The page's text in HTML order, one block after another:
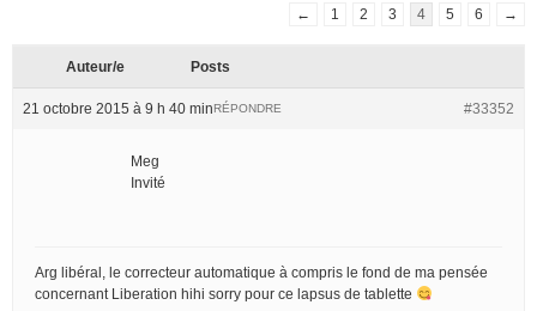
←
1 2 3 4 5 6 →
Auteur/e Posts
21 octobre 2015 à 9 h 40 min #33352
RÉPONDRE
Meg
Invité
Arg libéral, le correcteur automatique à compris le fond de ma pensée
concernant Liberation hihi sorry pour ce lapsus de tablette